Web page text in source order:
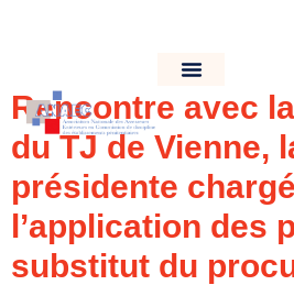
Rencontre avec
du TJ de Vienne,
présidente
l’application des
substitut du